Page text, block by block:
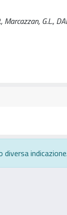
G.L.,
indicazione.